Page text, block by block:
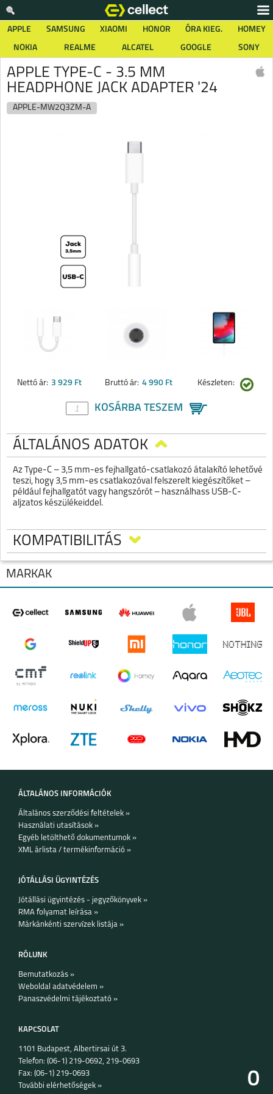
APPLE SAMSUNG XIAOMI HONOR ÓRA KIEG.
HOMEY
NOKIA
REALME ALCATEL GOOGLE SONY
APPLE TYPE-C - 3.5 MM
HEADPHONE JACK ADAPTER '24
APPLE-MW2Q3ZM-A
Nettó ár: 3 929 Ft Bruttó ár: 4 990 Ft Készleten:
KOSÁRBA TESZEM
ÁLTALÁNOS ADATOK
Az Type-C – 3,5 mm-es fejhallgató-csatlakozó átalakító lehetővé
teszi, hogy 3,5 mm-es csatlakozóval felszerelt kiegészítőket –
például fejhallgatót vagy hangszórót – használhass USB-C-
aljzatos készülékeiddel.
KOMPATIBILITÁS
IPHONE 17 PRO MAX IPHONE 17 PRO IPHONE AIR
IPHONE 17 IPHONE 16E IPHONE 16 PRO MAX
IPHONE 16 PLUS IPHONE 16 PRO
IPHONE 15 PRO MAX
IPHONE 15 IPHONE 14 PRO MAX
MÁRKÁK
ÁLTALÁNOS INFORMÁCIÓK
Általános szerződési feltételek »
Használati utasítások »
Egyéb letölthető dokumentumok »
XML árlista / termékinformáció »
JÓTÁLLÁSI ÜGYINTÉZÉS
Jótállási ügyintézés - jegyzőkönyvek »
RMA folyamat leírása »
Márkánkénti szervízek listája »
RÓLUNK
Bemutatkozás »
Weboldal adatvédelem »
Panaszvédelmi tájékoztató »
KAPCSOLAT
1101 Budapest, Albertirsai út 3.
Telefon: (06-1) 219-0692, 219-0693
Fax: (06-1) 219-0693
További elérhetőségek »
0